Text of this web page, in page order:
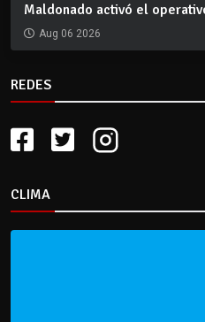
Maldonado activó el
Aug 06 2026
REDES
CLIMA